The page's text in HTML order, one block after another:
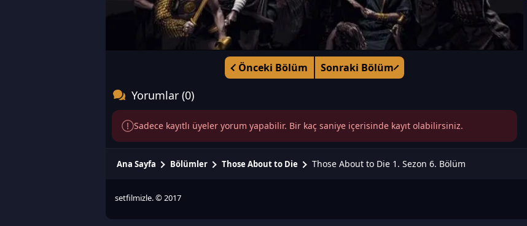
Önceki Bölüm Sonraki Bölüm
Yorumlar (0)
Sadece kayıtlı üyeler yorum yapabilir. Bir kaç saniye içerisinde kayıt olabilirsiniz.
Ana Sayfa Bölümler Those About to Die Those About to Die 1. Sezon 6. Bölüm
setfilmizle. © 2017